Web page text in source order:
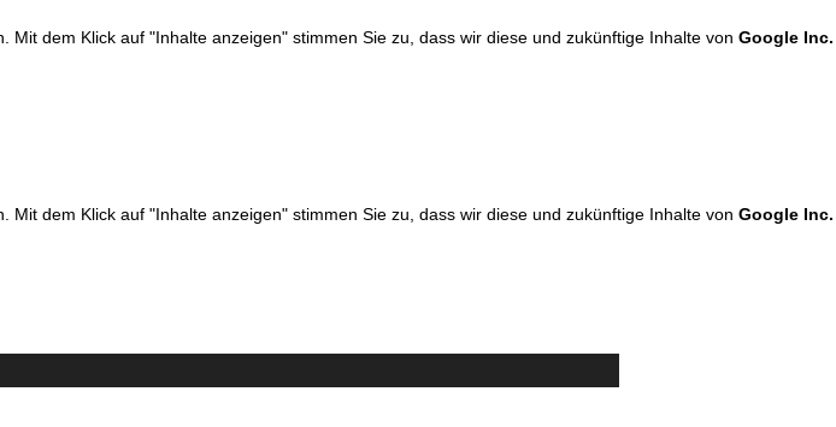
Mit dem Klick auf "Inhalte anzeigen" stimmen Sie zu, dass wir diese und zukünftige Inhalte von Google Inc.
Mit dem Klick auf "Inhalte anzeigen" stimmen Sie zu, dass wir diese und zukünftige Inhalte von Google Inc.